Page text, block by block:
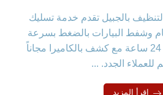
بالجبيل تقدم خدمة تسليك
وشفط البيارات بالضغط بسرعة
وكفاءة. خدمة طوارئ 24 ساعة مع كشف بالكاميرا مجاناً
الجدد. ...
اقرأ المزيد